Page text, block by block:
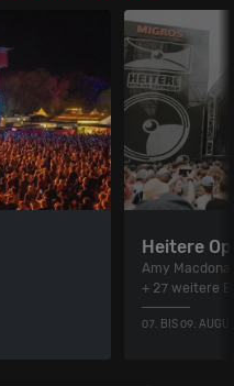
Heitere
Amy
+ 27 weitere
07. BIS 09.